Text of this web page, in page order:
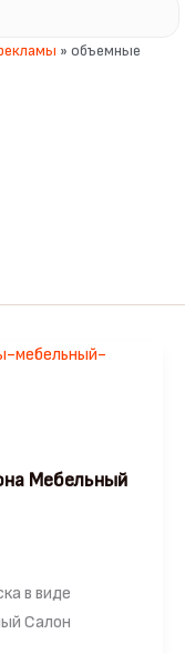
» объемные
Мебельный
в виде
Салон